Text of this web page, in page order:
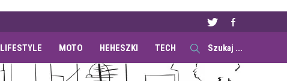
LIFESTYLE MOTO HEHESZKI TECH